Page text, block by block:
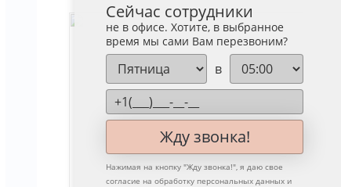
Сейчас сотрудники
не в офисе. Хотите, в выбранное
время мы сами Вам перезвоним?
в
Жду звонка!
Нажимая на кнопку "Жду звонка!", я даю свое
согласие на обработку персональных данных и